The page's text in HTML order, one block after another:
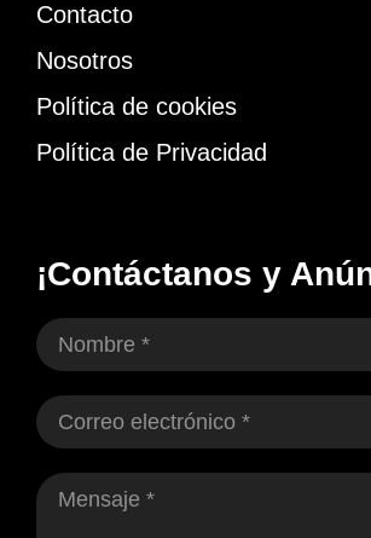
Contacto
Nosotros
Política de cookies
Política de Privacidad
¡Contáctanos y